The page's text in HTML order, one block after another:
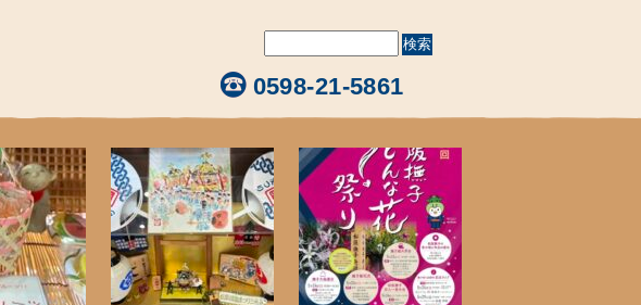
0598-21-5861